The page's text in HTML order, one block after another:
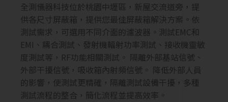
全測儀器科技位於桃園中壢區，新屋交流道旁，提
供各尺寸屏蔽箱，提供您最佳屏蔽箱解決方案。依
測試需求，可選用不同介面的濾波器。測試EMC和
EMI、耦合測試、發射機輻射功率測試、接收機靈敏
度測試等，RF功能相關測試。 隔離外部基站信號、
外部干擾信號，吸收箱內射頻信號。 降低外部人員
的影響，使測試更精確，隔離測試設備干擾，多種
測試流程的整合，簡化流程並提高效率。